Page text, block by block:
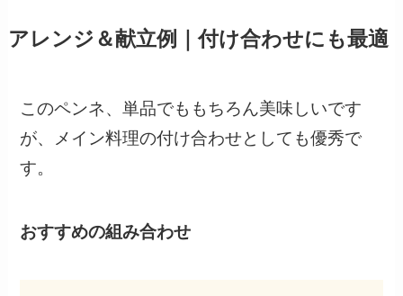
アレンジ＆献立例｜付け合わせにも最適
このペンネ、単品でももちろん美味しいです
が、メイン料理の付け合わせとしても優秀で
す。
おすすめの組み合わせ